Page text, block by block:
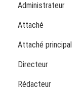
Administrateur
Attaché
Attaché principal
Directeur
Rédacteur